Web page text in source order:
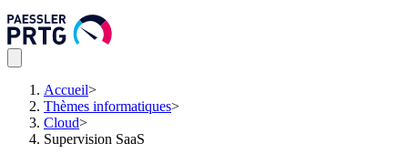
Accueil>
Thèmes informatiques>
Cloud>
Supervision SaaS